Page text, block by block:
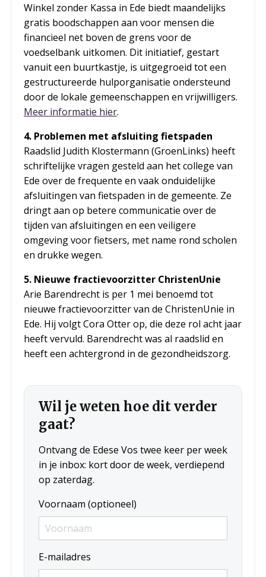
Winkel zonder Kassa in Ede biedt maandelijks
gratis boodschappen aan voor mensen die
financieel net boven de grens voor de
voedselbank uitkomen. Dit initiatief, gestart
vanuit een buurtkastje, is uitgegroeid tot een
gestructureerde hulporganisatie ondersteund
door de lokale gemeenschappen en vrijwilligers.
Meer informatie hier.
4. Problemen met afsluiting fietspaden
Raadslid Judith Klostermann (GroenLinks) heeft
schriftelijke vragen gesteld aan het college van
Ede over de frequente en vaak onduidelijke
afsluitingen van fietspaden in de gemeente. Ze
dringt aan op betere communicatie over de
tijden van afsluitingen en een veiligere
omgeving voor fietsers, met name rond scholen
en drukke wegen.
5. Nieuwe fractievoorzitter ChristenUnie
Arie Barendrecht is per 1 mei benoemd tot
nieuwe fractievoorzitter van de ChristenUnie in
Ede. Hij volgt Cora Otter op, die deze rol acht jaar
heeft vervuld. Barendrecht was al raadslid en
heeft een achtergrond in de gezondheidszorg.
Wil je weten hoe dit verder
gaat?
Ontvang de Edese Vos twee keer per week
in je inbox: kort door de week, verdiepend
op zaterdag.
Voornaam (optioneel)
E-mailadres